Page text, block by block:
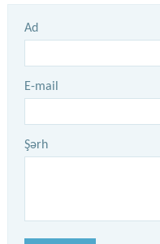
Ad
E-mail
Şərh